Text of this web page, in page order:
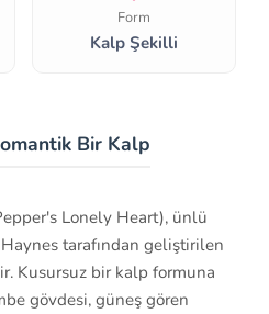
Form
Kalp Şekilli
Bir Kalp
Lonely Heart), ünlü
Haynes tarafından geliştirilen
Kusursuz bir kalp formuna
gövdesi, güneş gören